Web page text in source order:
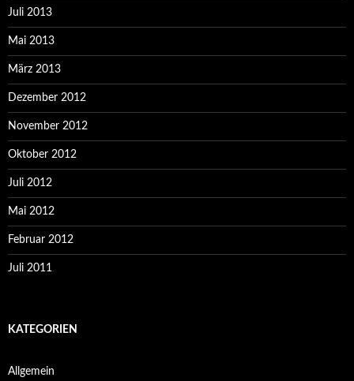
Juli 2013
Mai 2013
März 2013
Dezember 2012
November 2012
Oktober 2012
Juli 2012
Mai 2012
Februar 2012
Juli 2011
KATEGORIEN
Allgemein